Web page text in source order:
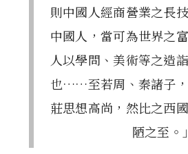
則中國人經商營業之長
中國人，當可為世界之
人以學問、美術等之造
也……至若周、秦諸子，
莊思想高尚，然比之西
陋之至。」